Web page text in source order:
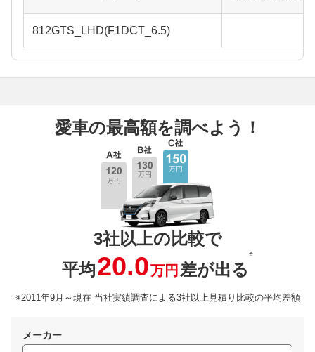
812GTS_LHD(F1DCT_6.5)
愛車の最高額を調べよう！
3社以上の比較で
平均20.0万円 差が出る
※
※2011年9月～現在 当社実績調査による3社以上見積り比較の平均差額
メーカー